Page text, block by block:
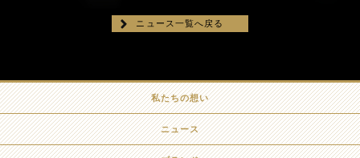
ニュース一覧へ戻る
私たちの想い
ニュース